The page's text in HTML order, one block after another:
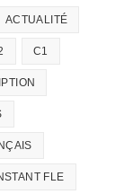
ACTUALITÉ
C1
FLE